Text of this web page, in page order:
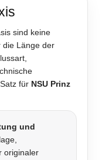
sind keine
die Länge der
für NSU Prinz
und
originaler